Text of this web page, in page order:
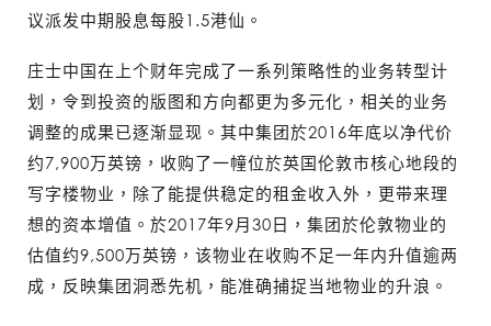
议派发中期股息每股1.5港仙。
庄士中国在上个财年完成了一系列策略性的业务转型计
划，令到投资的版图和方向都更为多元化，相关的业务
调整的成果已逐渐显现。其中集团於2016年底以净代价
约7,900万英镑，收购了一幢位於英国伦敦市核心地段的
写字楼物业，除了能提供稳定的租金收入外，更带来理
想的资本增值。於2017年9月30日，集团於伦敦物业的
估值约9,500万英镑，该物业在收购不足一年内升值逾两
成，反映集团洞悉先机，能准确捕捉当地物业的升浪。